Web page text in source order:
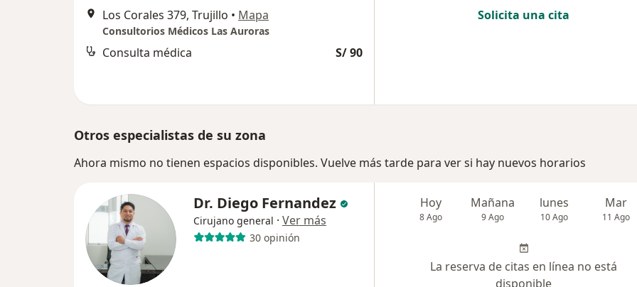
Los Corales 379, Trujillo • Mapa
Consultorios Médicos Las Auroras
Consulta médica S/ 90
Solicita una cita
Otros especialistas de su zona
Ahora mismo no tienen espacios disponibles. Vuelve más tarde para ver si hay nuevos horarios
Dr. Diego Fernandez
Cirujano general · Ver más
30 opinión
Hoy
8 Ago
Mañana
9 Ago
lunes
10 Ago
Mar
11 Ago
La reserva de citas en línea no está
disponible